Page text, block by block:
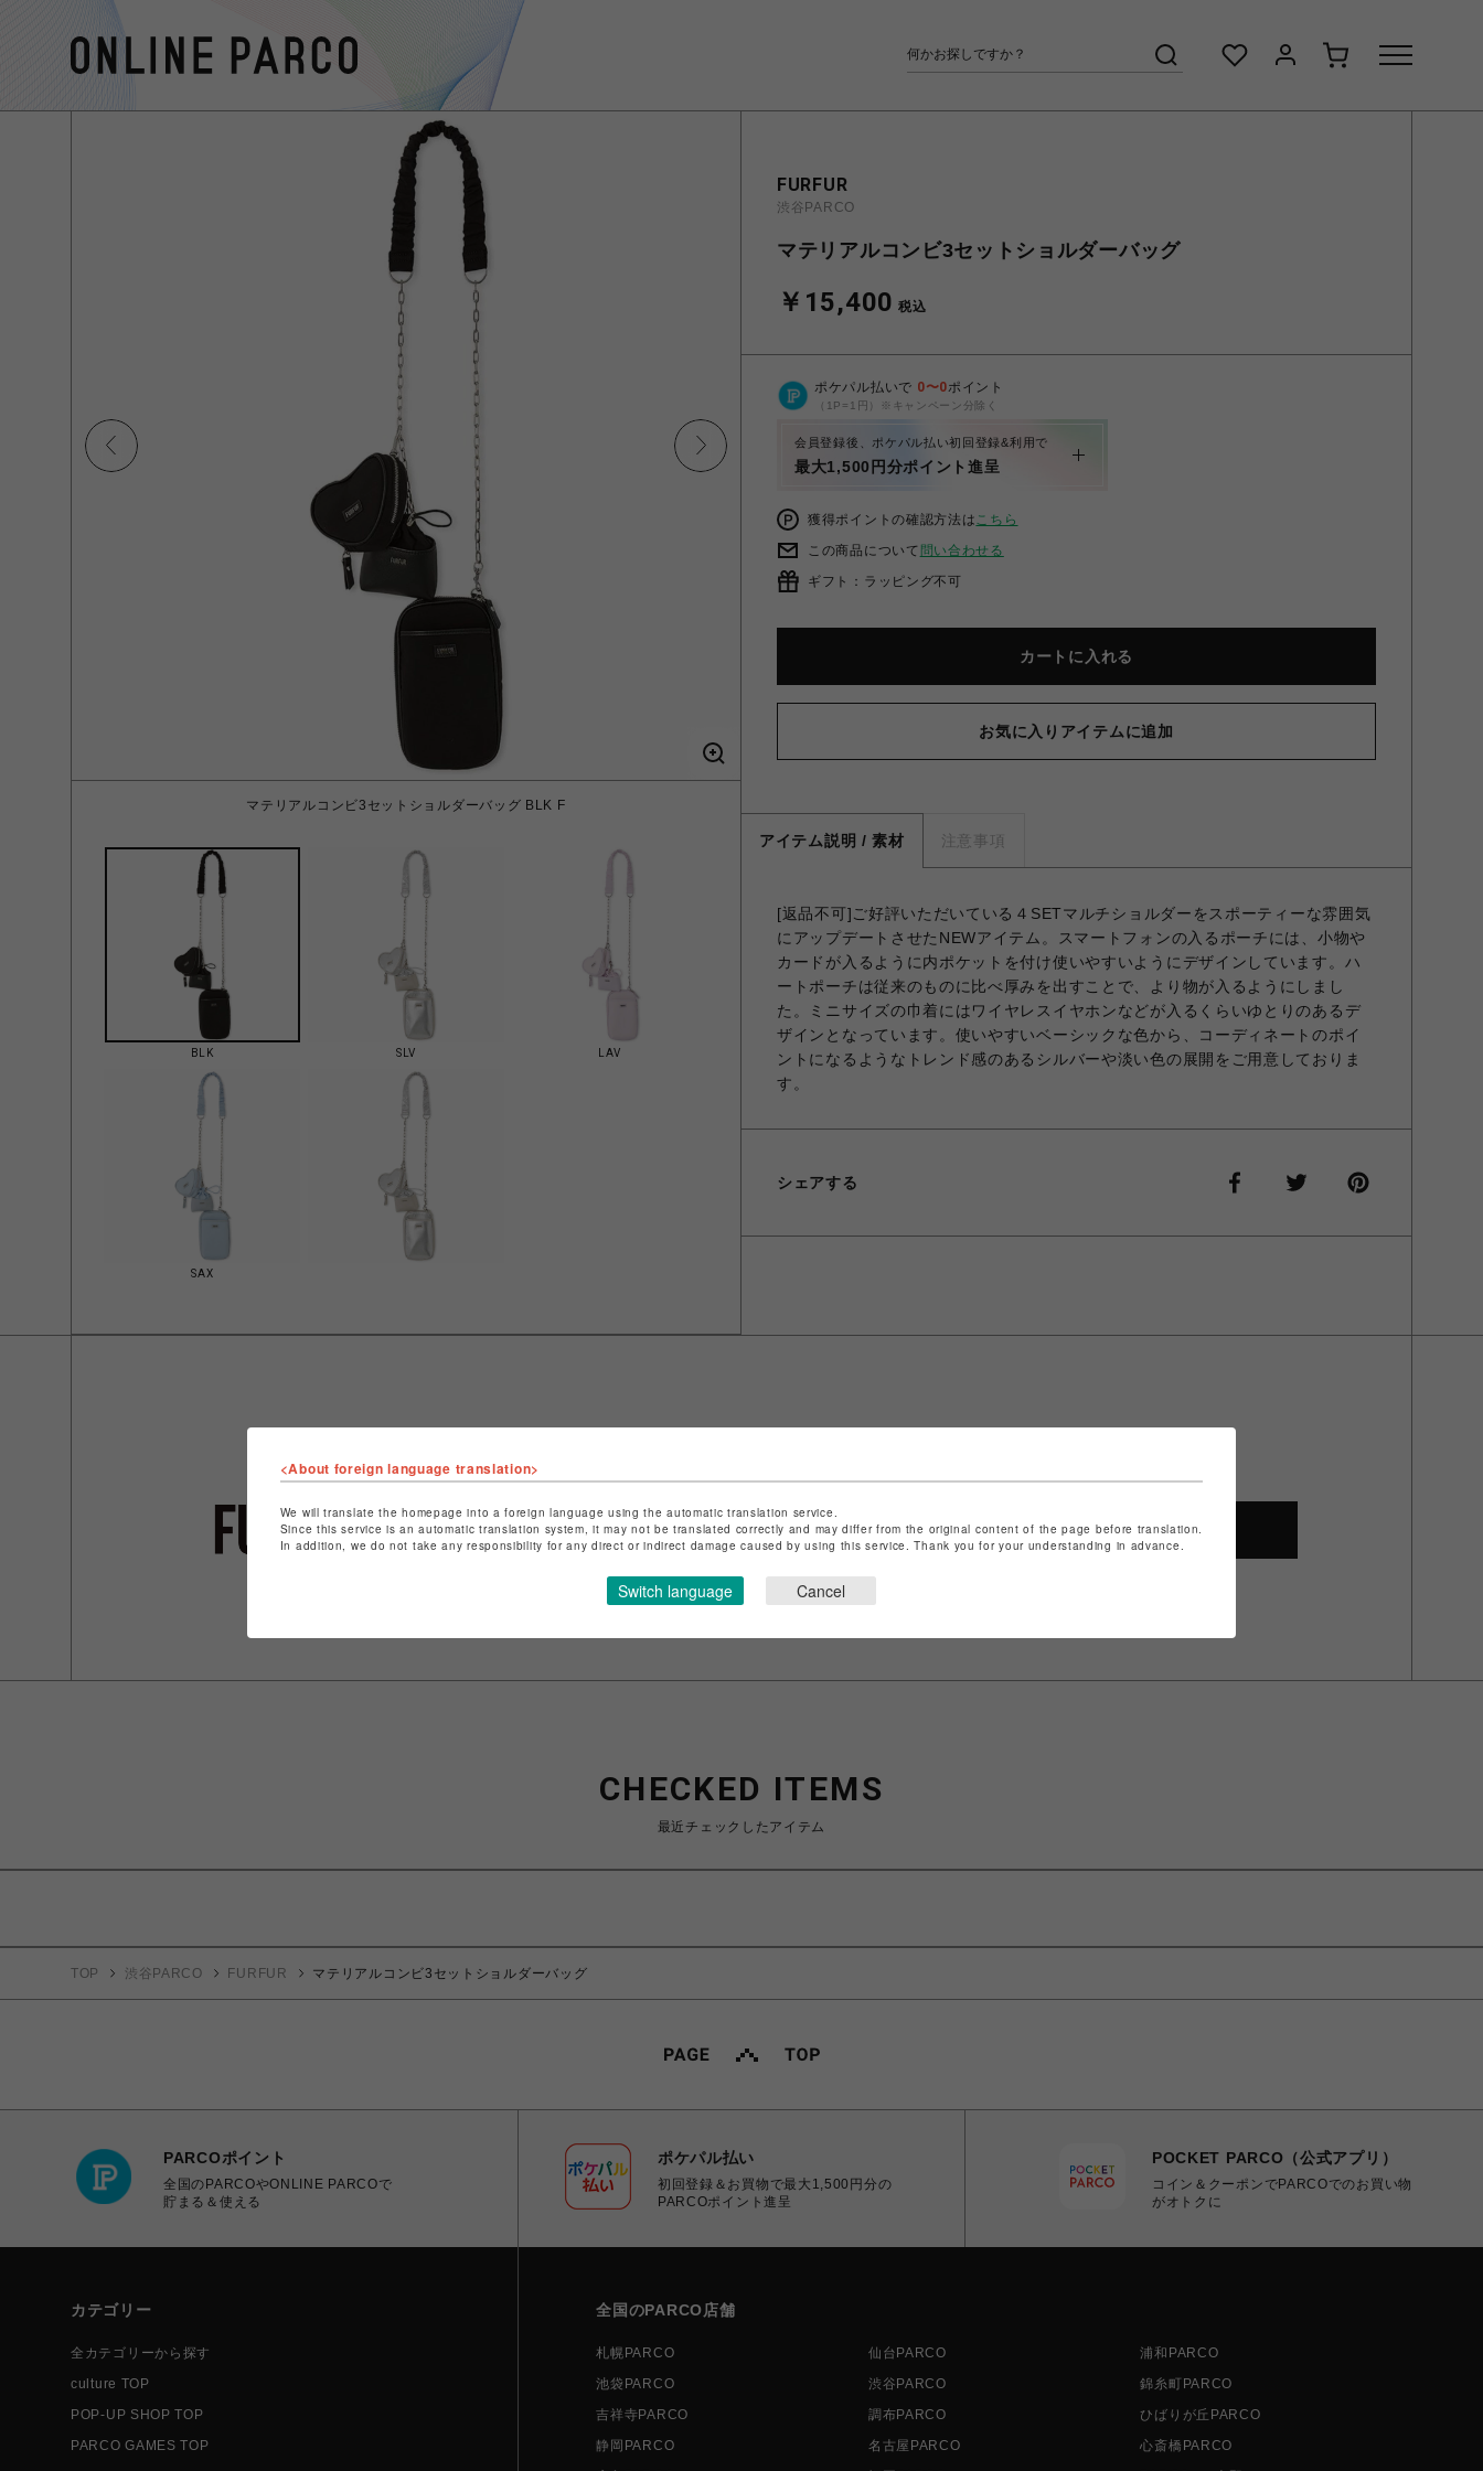
マテリアルコンビ3セットショルダーバッグ BLK F
BLK SLV LAV
SAX
FURFUR
渋谷PARCO
マテリアルコンビ3セットショルダーバッグ
￥15,400 税込
ポケパル払いで 0〜0ポイント
（1P=1円）※キャンペーン分除く
会員登録後、ポケパル払い初回登録&利用で
最大1,500円分ポイント進呈
獲得ポイントの確認方法はこちら
この商品について 問い合わせる
ギフト：ラッピング不可
カートに入れる
お気に入りアイテムに追加
アイテム説明 / 素材 注意事項
[返品不可]ご好評いただいている４SETマルチショルダーをスポーティーな雰囲気
にアップデートさせたNEWアイテム。スマートフォンの入るポーチには、小物や
カードが入るように内ポケットを付け使いやすいようにデザインしています。ハ
ートポーチは従来のものに比べ厚みを出すことで、より物が入るようにしまし
た。ミニサイズの巾着にはワイヤレスイヤホンなどが入るくらいゆとりのあるデ
ザインとなっています。使いやすいベーシックな色から、コーディネートのポイ
ントになるようなトレンド感のあるシルバーや淡い色の展開をご用意しておりま
す。
シェアする
ショップ名
FURFUR
店舗名
渋谷PARCO
特定商取引法など法令に基づく表記はこちら
ショップお問い合わせはこちら
SHOP TOP
CHECKED ITEMS
最近チェックしたアイテム
TOP 渋谷PARCO FURFUR マテリアルコンビ3セットショルダーバッグ
PARCOポイント
全国のPARCOやONLINE PARCOで
貯まる＆使える
ポケパル払い
初回登録＆お買物で最大1,500円分の
PARCOポイント進呈
POCKET PARCO（公式アプリ）
コイン＆クーポンでPARCOでのお買い物
がオトクに
カテゴリー
全カテゴリーから探す
culture TOP
POP-UP SHOP TOP
PARCO GAMES TOP
全国のPARCO店舗
札幌PARCO 仙台PARCO
浦和PARCO
池袋PARCO
渋谷PARCO
錦糸町PARCO
吉祥寺PARCO
調布PARCO
ひばりが丘PARCO
静岡PARCO
名古屋PARCO
心斎橋PARCO
<About foreign language translation>
We will translate the homepage into a foreign language using the automatic translation service.
Since this service is an automatic translation system, it may not be translated correctly and may differ from the original content of the page before translation.
In addition, we do not take any responsibility for any direct or indirect damage caused by using this service. Thank you for your understanding in advance.
Switch language Cancel